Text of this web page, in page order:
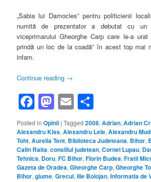
„Sabia lui Damocles” pentru politicienii
numită de prezentator a debutat cu
viceprimarului Gheorghe Carp care le-a
prindă un loc de la coadă” în acest top mai
infam.
Continue reading →
Facebook
Mastodon
Email
Posted in Opinii |Tagged 2008,Adrian,Adrian
Alexandru Kiss,Alexandru Lele,Alexandru
Toht,Aurelia Tent, Biblioteca Judeteana, Bihor,
Calin Raita,consiliul judetean,Cornel Lupau,
Tehnica, Doru,FC Bihor,Florin Budea,Fratii
Gazeta de Oradea,Gheorghe Carp,Gheorghe
Bihor,glume,Grecul,Ilie Bolojan,Informatia de